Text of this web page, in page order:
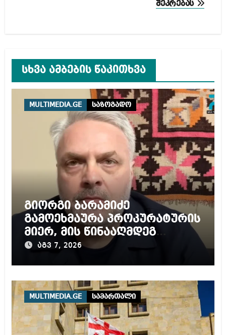
შეკრებას
სხვა ამბების წაკითხვა
MULTIMEDIA.GE საზოგადო
გიორგი ბარამიძე
გამოეხმაურა პროკურატურის
მიერ, მის წინააღმდეგ
დაწყებულ გამოძიებას
აგვ 7, 2026
MULTIMEDIA.GE სამართალი